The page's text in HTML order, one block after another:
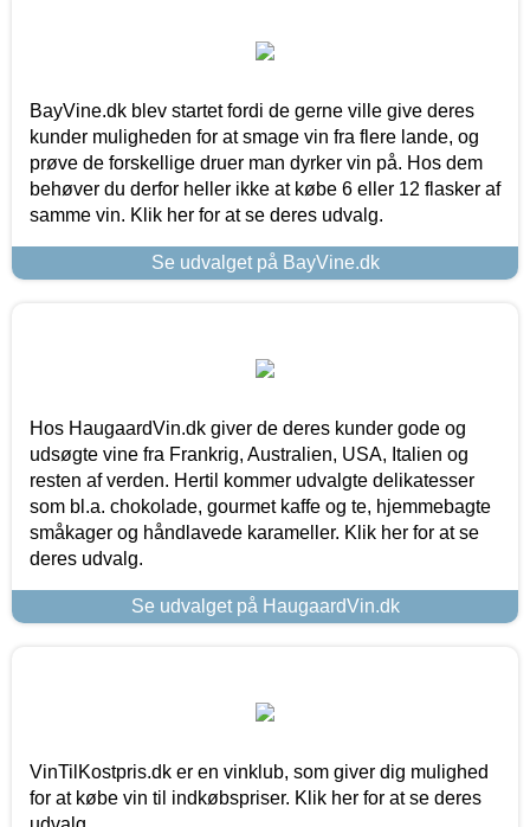
BayVine.dk blev startet fordi de gerne ville give deres
kunder muligheden for at smage vin fra flere lande, og
prøve de forskellige druer man dyrker vin på. Hos dem
behøver du derfor heller ikke at købe 6 eller 12 flasker af
samme vin. Klik her for at se deres udvalg.
Se udvalget på BayVine.dk
Hos HaugaardVin.dk giver de deres kunder gode og
udsøgte vine fra Frankrig, Australien, USA, Italien og
resten af verden. Hertil kommer udvalgte delikatesser
som bl.a. chokolade, gourmet kaffe og te, hjemmebagte
småkager og håndlavede karameller. Klik her for at se
deres udvalg.
Se udvalget på HaugaardVin.dk
VinTilKostpris.dk er en vinklub, som giver dig mulighed
for at købe vin til indkøbspriser. Klik her for at se deres